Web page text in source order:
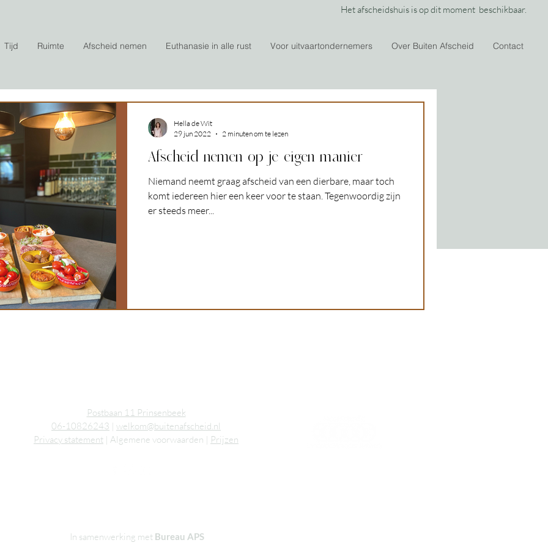
Tijd Ruimte Afscheid nemen Euthanasie in alle rust Voor uitvaartondernemers Over Buiten Afscheid Contact
Het afscheidshuis is op dit moment beschikbaar.
Afscheid nemen op je eigen manier
Niemand neemt graag afscheid van een dierbare, maar toch
komt iedereen hier een keer voor te staan. Tegenwoordig zijn
er steeds meer...
Hella de Wit
29 jun 2022
2 minuten om te lezen
Postbaan 11 Prinsenbeek
06-10826243 | welkom@buitenafscheid.nl
Privacy statement | Algemene voorwaarden | Prijzen
In samenwerking met Bureau APS